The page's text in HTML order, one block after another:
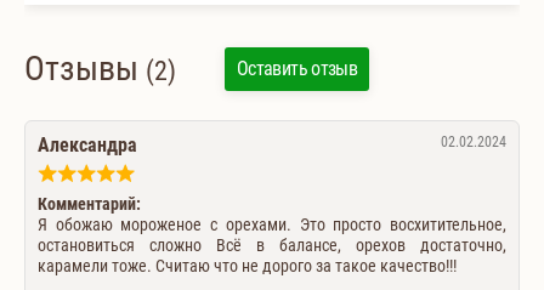
Отзывы (2) Оставить отзыв
02.02.2024
Александра
Комментарий:
Я обожаю мороженое с орехами. Это просто восхитительное,
остановиться сложно Всё в балансе, орехов достаточно,
карамели тоже. Считаю что не дорого за такое качество!!!